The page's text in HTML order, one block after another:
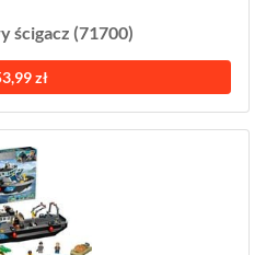
ścigacz (71700)
zł